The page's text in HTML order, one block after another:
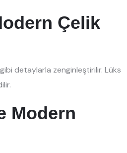
Çelik
detaylarla zenginleştirilir. Lüks
Modern